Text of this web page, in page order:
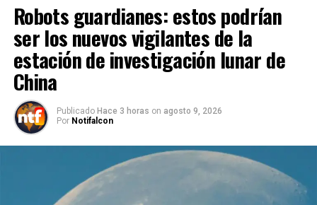
Robots guardianes: estos podrían
ser los nuevos vigilantes de la
estación de investigación lunar de
China
Publicado Hace 3 horas on agosto 9, 2026
Por Notifalcon